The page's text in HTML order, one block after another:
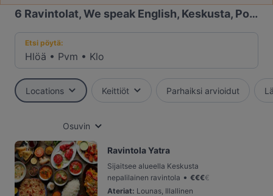
6 Ravintolat, We speak English, Keskusta, Porvoo
Etsi pöytä:
Hlöä • Pvm • Klo
Locations Keittiöt Parhaiksi arvioidut
Osuvin
Ravintola Yatra
Sijaitsee alueella Keskusta
nepalilainen ravintola • €€€€
Ateriat: Lounas, Illallinen